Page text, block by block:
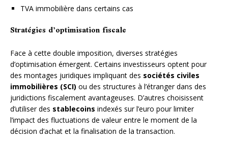
TVA immobilière dans certains cas
Stratégies d’optimisation fiscale
Face à cette double imposition, diverses stratégies
d’optimisation émergent. Certains investisseurs optent pour
des montages juridiques impliquant des sociétés civiles
immobilières (SCI) ou des structures à l’étranger dans des
juridictions fiscalement avantageuses. D’autres choisissent
d’utiliser des stablecoins indexés sur l’euro pour limiter
l’impact des fluctuations de valeur entre le moment de la
décision d’achat et la finalisation de la transaction.